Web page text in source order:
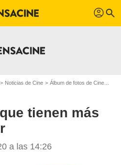
profil search
Noticias de Cine Álbum de fotos de Cine
tienen más
a las 14:26